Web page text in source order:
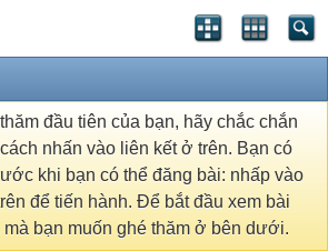
đầu tiên của bạn, hãy chắc chắn
nhấn vào liên kết ở trên. Bạn có
khi bạn có thể đăng bài: nhấp vào
để tiến hành. Để bắt đầu xem bài
bạn muốn ghé thăm ở bên dưới.